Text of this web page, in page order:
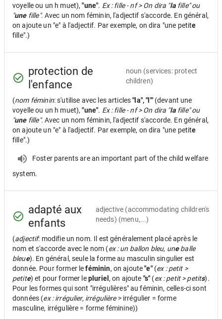
voyelle ou un h muet),"une". Ex : fille - nf > On dira "lafille" ou
"unefille". Avec un nom féminin, l'adjectif s'accorde. En général,
on ajoute un "e" à l'adjectif. Par exemple, on dira "une petite
fille".)
protection de
l'enfance
noun (services: protect
children)
(nom féminin: s'utilise avec les articles"la", "l'" (devant une
voyelle ou un h muet),"une". Ex : fille - nf > On dira "lafille" ou
"unefille". Avec un nom féminin, l'adjectif s'accorde. En général,
on ajoute un "e" à l'adjectif. Par exemple, on dira "une petite
fille".)
Foster parents are an important part of the child welfare
system.
adapté aux
enfants
adjective (accommodating children's
needs) (menu,...)
(adjectif: modifie un nom. Il est généralement placé après le
nom et s'accorde avec le nom (ex : un ballon bleu, uneballe
bleue). En général, seule la forme au masculin singulier est
donnée. Pour former leféminin, on ajoute"e"(ex : petit >
petite) et pour former lepluriel , on ajoute "s" (ex : petit > petits).
Pour les formes qui sont "irrégulières" au féminin, celles-ci sont
données (ex : irrégulier, irrégulière> irrégulier = forme
masculine, irrégulière = forme féminine))